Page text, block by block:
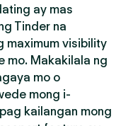
ay mas
Tinder na
maximum visibility
mo. Makakilala ng
mo o
mong i-
kailangan mong